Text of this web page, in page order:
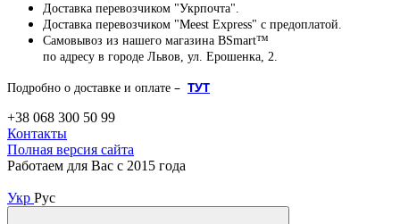
Доставка перевозчиком "Укрпочта".
Доставка перевозчиком "Meest Express" с предоплатой.
Самовывоз из нашего магазина BSmart™
по адресу в городе Львов, ул. Ерошенка, 2.
Подробно о доставке и оплате – ТУТ
+38 068 300 50 99
Контакты
Полная версия сайта
Работаем для Вас с 2015 года
Укр Рус